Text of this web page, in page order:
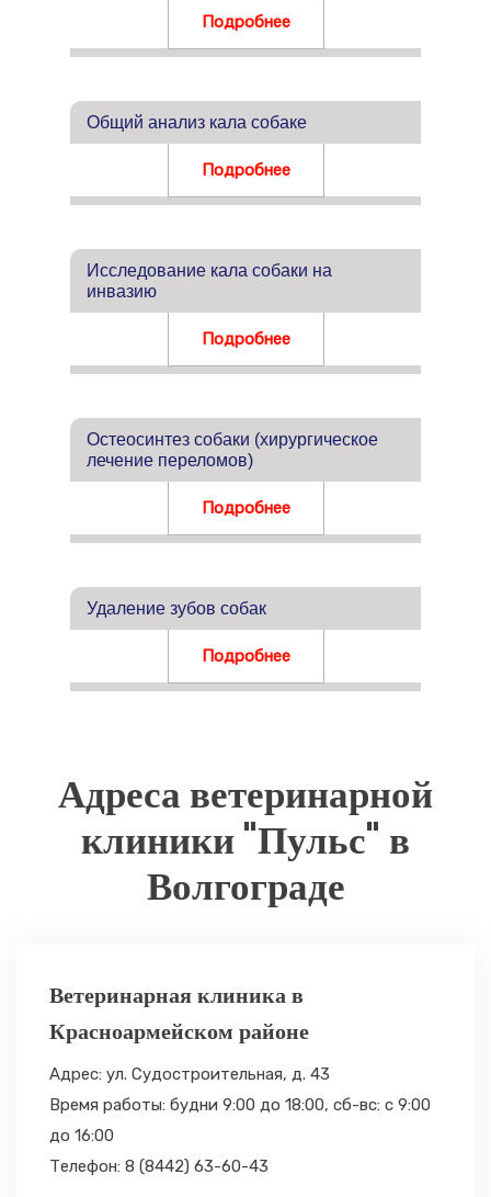
Подробнее
Общий анализ кала собаке
Подробнее
Исследование кала собаки на
инвазию
Подробнее
Остеосинтез собаки (хирургическое
лечение переломов)
Подробнее
Удаление зубов собак
Подробнее
Адреса ветеринарной
клиники "Пульс" в
Волгограде
Ветеринарная клиника в
Красноармейском районе
Адрес: ул. Судостроительная, д. 43
Время работы: будни 9:00 до 18:00, сб-вс: с 9:00
до 16:00
Телефон: 8 (8442) 63-60-43